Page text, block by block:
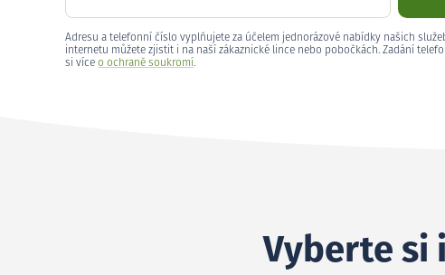
Adresu a telefonní číslo vyplňujete za účelem jednorázové nabídky našich
internetu můžete zjistit i na naší zákaznické lince nebo pobočkách. Zadání
si více o ochraně soukromí.
Vyberte si